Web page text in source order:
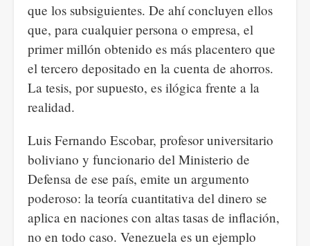
que los subsiguientes. De ahí concluyen ellos
que, para cualquier persona o empresa, el
primer millón obtenido es más placentero que
el tercero depositado en la cuenta de ahorros.
La tesis, por supuesto, es ilógica frente a la
realidad.
Luis Fernando Escobar, profesor universitario
boliviano y funcionario del Ministerio de
Defensa de ese país, emite un argumento
poderoso: la teoría cuantitativa del dinero se
aplica en naciones con altas tasas de inflación,
no en todo caso. Venezuela es un ejemplo